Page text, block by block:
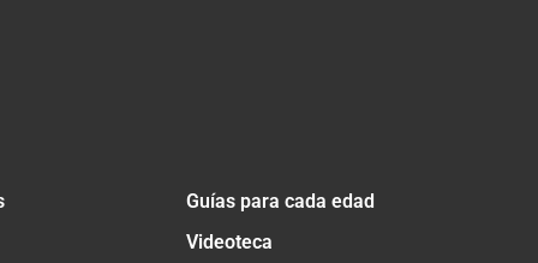
Guías para cada edad
Videoteca